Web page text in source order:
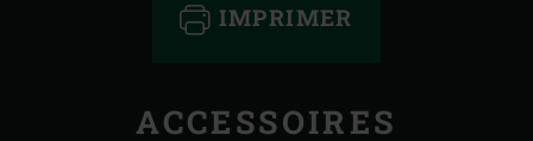
IMPRIMER
ACCESSOIRES